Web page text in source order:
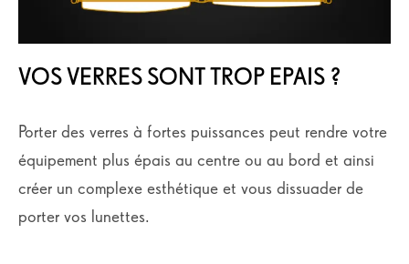
VOS VERRES SONT TROP EPAIS ?
Porter des verres à fortes puissances peut rendre votre
équipement plus épais au centre ou au bord et ainsi
créer un complexe esthétique et vous dissuader de
porter vos lunettes.